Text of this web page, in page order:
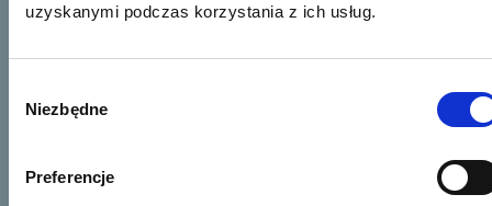
uzyskanymi podczas korzystania z ich usług.
zgody
Niezbędne
Preferencje